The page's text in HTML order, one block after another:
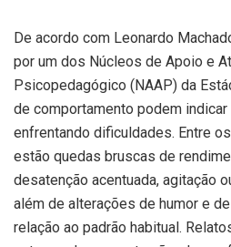
De acordo com Leonardo
por um dos Núcleos de Apoio e
Psicopedagógico (NAAP) da
de comportamento podem
enfrentando dificuldades. Entre
estão quedas bruscas de
desatenção acentuada, agitação
além de alterações de humor e
relação ao padrão habitual.